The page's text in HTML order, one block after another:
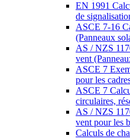
EN 1991
de
ASCE 7-16
(Panneaux
AS / NZS
vent
ASCE 7
pour les
ASCE 7
circulaires,
AS / NZS
vent pour les
Calculs de